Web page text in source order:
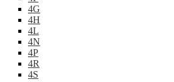
4G
4H
4L
4N
4P
4R
4S